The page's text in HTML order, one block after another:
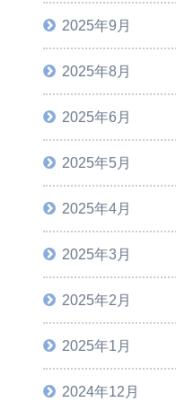
2025年9月
2025年8月
2025年6月
2025年5月
2025年4月
2025年3月
2025年2月
2025年1月
2024年12月